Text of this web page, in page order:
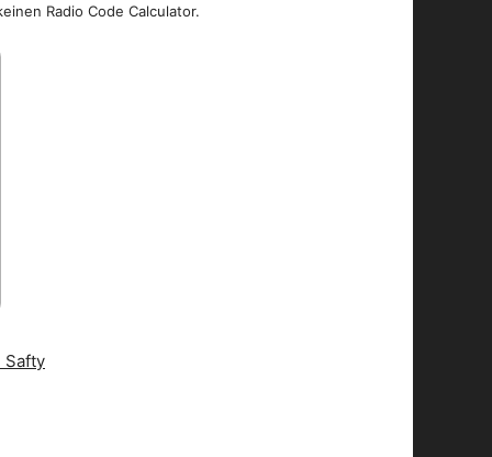
Radio Code Calculator.